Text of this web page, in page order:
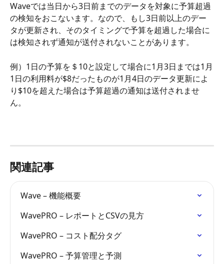
Waveでは当日から3日前までのデータを対象に予算超過
の検知をおこないます。なので、もし3日前以上のデー
タが更新され、そのタイミングで予算を超過した場合に
は検知されず通知が送付されないことがあります。
例）1日の予算を＄10と設定して場合に1月3日までは1月
1日の利用料が$8だったものが1月4日のデータ更新によ
り$10を超えた場合は予算超過の通知は送付されませ
ん。
関連記事
Wave – 機能概要
WavePRO – レポートとCSVの見方
WavePRO – コスト配分タグ
WavePRO – 予算管理と予測